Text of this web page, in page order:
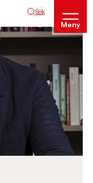
Sök
Meny